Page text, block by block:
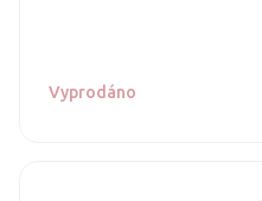
Vyprodáno